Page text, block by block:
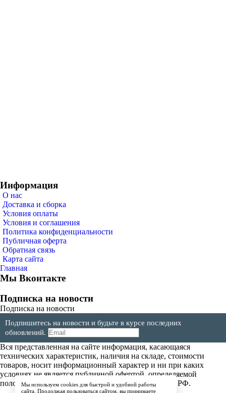
Информация
О нас
Доставка и сборка
Условия оплаты
Условия и соглашения
Политика конфиденциальности
Публичная оферта
Обратная связь
Карта сайта
Главная
Мы Вконтакте
Подписка на новости
Подписка на новости
Подпишитесь на новости и будьте в курсе последних
обновлений.
Вся представленная на сайте информация, касающаяся
технических характеристик, наличия на складе, стоимости
товаров, носит информационный характер и ни при каких
условиях не является публичной офертой, определяемой
положениями Статьи 437(2) Гражданского кодекса РФ.
Мы используем cookies для быстрой и удобной работы
сайта. Продолжая пользоваться сайтом, вы принимаете